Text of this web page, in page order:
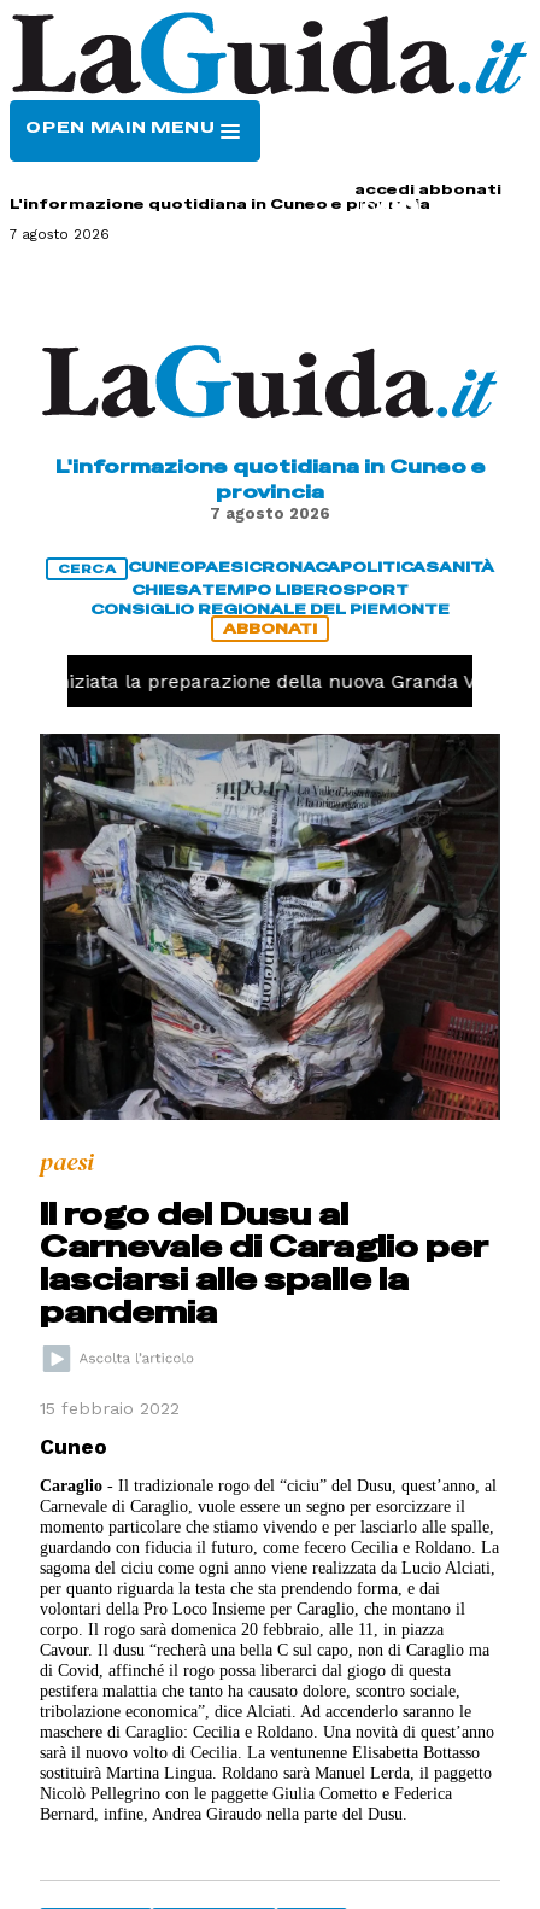
OPEN MAIN MENU
accedi abbonati
L'informazione quotidiana in Cuneo e provincia
7 agosto 2026
L'informazione quotidiana in Cuneo e
provincia
7 agosto 2026
CERCA CUNEOPAESICRONACAPOLITICASANITÀ
CHIESATEMPO LIBEROSPORT
CONSIGLIO REGIONALE DEL PIEMONTE
ABBONATI
iniziata la preparazione della nuova Granda Volley
paesi
Il rogo del Dusu al
Carnevale di Caraglio per
lasciarsi alle spalle la
pandemia
15 febbraio 2022
Cuneo
Caraglio - Il tradizionale rogo del “ciciu” del Dusu, quest’anno, al
Carnevale di Caraglio, vuole essere un segno per esorcizzare il
momento particolare che stiamo vivendo e per lasciarlo alle spalle,
guardando con fiducia il futuro, come fecero Cecilia e Roldano. La
sagoma del ciciu come ogni anno viene realizzata da Lucio Alciati,
per quanto riguarda la testa che sta prendendo forma, e dai
volontari della Pro Loco Insieme per Caraglio, che montano il
corpo. Il rogo sarà domenica 20 febbraio, alle 11, in piazza
Cavour. Il dusu “recherà una bella C sul capo, non di Caraglio ma
di Covid, affinché il rogo possa liberarci dal giogo di questa
pestifera malattia che tanto ha causato dolore, scontro sociale,
tribolazione economica”, dice Alciati. Ad accenderlo saranno le
maschere di Caraglio: Cecilia e Roldano. Una novità di quest’anno
sarà il nuovo volto di Cecilia. La ventunenne Elisabetta Bottasso
sostituirà Martina Lingua. Roldano sarà Manuel Lerda, il paggetto
Nicolò Pellegrino con le paggette Giulia Cometto e Federica
Bernard, infine, Andrea Giraudo nella parte del Dusu.